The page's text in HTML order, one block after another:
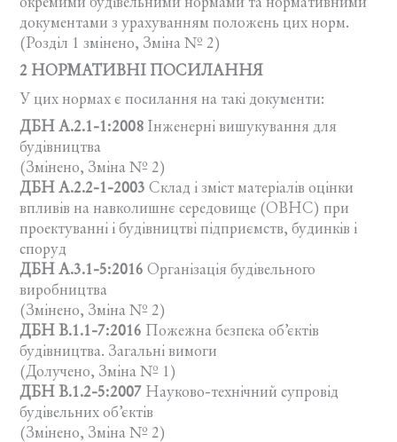
документами з урахуванням положень цих норм.
(Розділ 1 змінено, Зміна № 2)
2 НОРМАТИВНІ ПОСИЛАННЯ
У цих нормах є посилання на такі документи:
ДБН А.2.1-1:2008 Інженерні вишукування для
будівництва
(Змінено, Зміна № 2)
ДБН А.2.2-1-2003 Склад і зміст матеріалів оцінки
впливів на навколишнє середовище (ОВНС) при
проектуванні і будівництві підприємств, будинків і
споруд
ДБН А.3.1-5:2016 Організація будівельного
виробництва
(Змінено, Зміна № 2)
ДБН В.1.1-7:2016 Пожежна безпека об’єктів
будівництва. Загальні вимоги
(Долучено, Зміна № 1)
ДБН В.1.2-5:2007 Науково-технічний супровід
будівельних об’єктів
(Змінено, Зміна № 2)